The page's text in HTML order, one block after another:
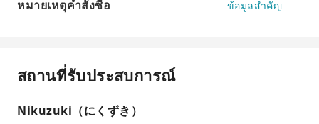
หมายเหตุคำสั่งซื้อ ข้อมูลสำคัญ
สถานที่รับประสบการณ์
Nikuzuki（にくずき）